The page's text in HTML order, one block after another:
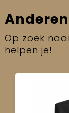
Op zoek
helpen je!